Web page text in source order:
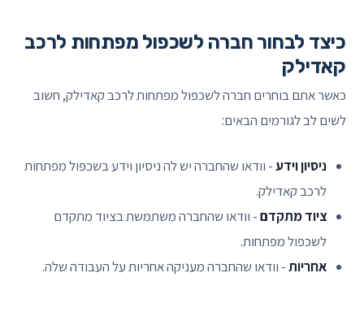
כיצד לבחור חברה לשכפול מפתחות לרכב
קאדילק
כאשר אתם בוחרים חברה לשכפול מפתחות לרכב קאדילק, חשוב
לשים לב לגורמים הבאים:
ניסיון וידע- וודאו שהחברה יש לה ניסיון וידע בשכפול מפתחות
לרכב קאדילק.
ציוד מתקדם- וודאו שהחברה משתמשת בציוד מתקדם
לשכפול מפתחות.
אחריות- וודאו שהחברה מעניקה אחריות על העבודה שלה.